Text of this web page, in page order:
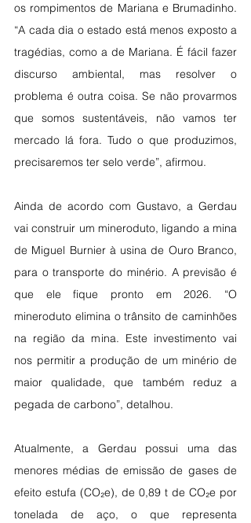
os rompimentos de Mariana e Brumadinho.
“A cada dia o estado está menos exposto a
tragédias, como a de Mariana. É fácil fazer
discurso ambiental, mas resolver o
problema é outra coisa. Se não provarmos
que somos sustentáveis, não vamos ter
mercado lá fora. Tudo o que produzimos,
precisaremos ter selo verde”, afirmou.
Ainda de acordo com Gustavo, a Gerdau
vai construir um mineroduto, ligando a mina
de Miguel Burnier à usina de Ouro Branco,
para o transporte do minério. A previsão é
que ele fique pronto em 2026. “O
mineroduto elimina o trânsito de caminhões
na região da mina. Este investimento vai
nos permitir a produção de um minério de
maior qualidade, que também reduz a
pegada de carbono”, detalhou.
Atualmente, a Gerdau possui uma das
menores médias de emissão de gases de
efeito estufa (CO₂e), de 0,89 t de CO₂e por
tonelada de aço, o que representa